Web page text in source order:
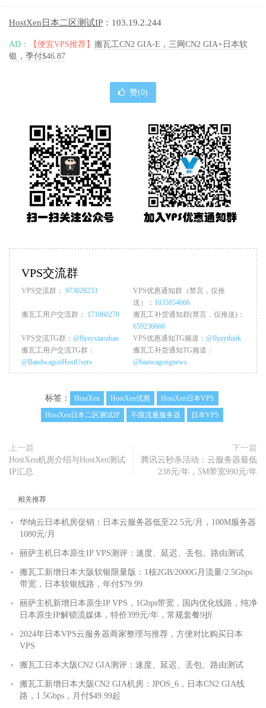
HostXen日本二区测试IP ：103.19.2.244
AD： 【便宜VPS推荐】 搬瓦工CN2 GIA-E，三网CN2 GIA+日本软
银，季付$46.87
赞(0)
VPS交流群
VPS交流群： 973028233
VPS优惠通知群（禁言，仅推
送）： 1035854666
搬瓦工用户交流群： 171060270
搬瓦工补货通知群(禁言，仅推送)：
659236660
VPS交流TG群： @flyzyxiaozhan VPS优惠通知TG频道： @flyzythink
搬瓦工用户交流TG群：
@BandwagonHostUsers
搬瓦工补货通知TG频道：
@banwagongnews
标签： HostXen HostXen优惠
HostXen日本VPS
HostXen日本二区测试IP
不限流量服务器 日本VPS
上一篇
HostXen机房介绍与HostXen测试
IP汇总
下一篇
腾讯云秒杀活动：云服务器最低
238元/年，5M带宽990元/年
相关推荐
华纳云日本机房促销：日本云服务器低至22.5元/月，100M服务器
1080元/月
丽萨主机日本原生IP VPS测评：速度、延迟、丢包、路由测试
搬瓦工新增日本大阪软银限量版：1核2GB/2000G月流量/2.5Gbps
带宽，日本软银线路，年付$79.99
丽萨主机新增日本原生IP VPS，1Gbps带宽，国内优化线路，纯净
日本原生IP解锁流媒体，特价399元/年，常规套餐9折
2024年日本VPS云服务器商家整理与推荐，方便对比购买日本
VPS
搬瓦工日本大阪CN2 GIA测评：速度、延迟、丢包、路由测试
搬瓦工新增日本大阪CN2 GIA机房：JPOS_6，日本CN2 GIA线
路，1.5Gbps，月付$49.99起